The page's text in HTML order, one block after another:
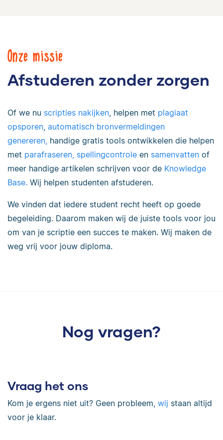
Onze missie
Afstuderen zonder zorgen
Of we nu scripties nakijken, helpen met plagiaat
opsporen, automatisch bronvermeldingen
genereren, handige gratis tools ontwikkelen die helpen
met parafraseren, spellingcontrole en samenvatten of
meer handige artikelen schrijven voor de Knowledge
Base. Wij helpen studenten afstuderen.
We vinden dat iedere student recht heeft op goede
begeleiding. Daarom maken wij de juiste tools voor jou
om van je scriptie een succes te maken. Wij maken de
weg vrij voor jouw diploma.
Nog vragen?
Vraag het ons
Kom je ergens niet uit? Geen probleem, wij staan altijd
voor je klaar.